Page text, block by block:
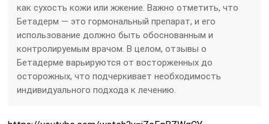
как сухость кожи или жжение. Важно отметить, что
Бетадерм — это гормональный препарат, и его
использование должно быть обоснованным и
контролируемым врачом. В целом, отзывы о
Бетадерме варьируются от восторженных до
осторожных, что подчеркивает необходимость
индивидуального подхода к лечению.